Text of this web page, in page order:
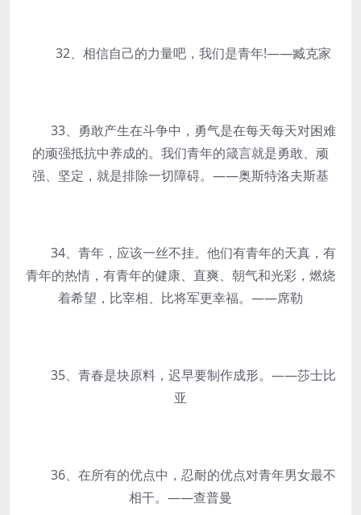
32、相信自己的力量吧，我们是青年!——臧克家
33、勇敢产生在斗争中，勇气是在每天每天对困难
的顽强抵抗中养成的。我们青年的箴言就是勇敢、顽
强、坚定，就是排除一切障碍。——奥斯特洛夫斯基
34、青年，应该一丝不挂。他们有青年的天真，有
青年的热情，有青年的健康、直爽、朝气和光彩，燃烧
着希望，比宰相、比将军更幸福。——席勒
35、青春是块原料，迟早要制作成形。——莎士比
亚
36、在所有的优点中，忍耐的优点对青年男女最不
相干。——查普曼